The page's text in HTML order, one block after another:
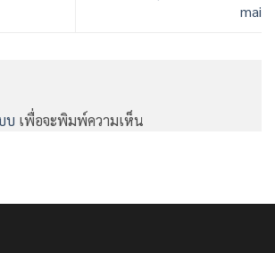
mai
บ เพื่อจะพิมพ์ความเห็น